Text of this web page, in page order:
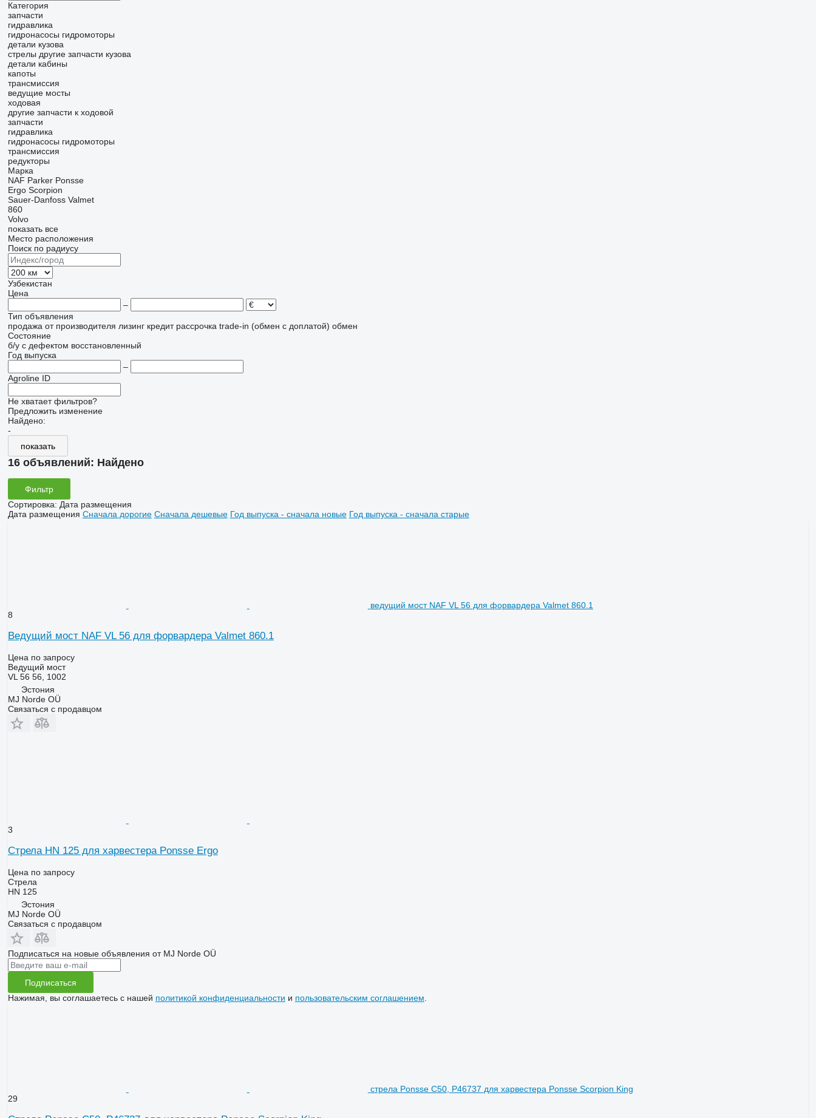
Категория
запчасти
гидравлика
гидронасосы гидромоторы
детали кузова
стрелы другие запчасти кузова
детали кабины
капоты
трансмиссия
ведущие мосты
ходовая
другие запчасти к ходовой
запчасти
гидравлика
гидронасосы гидромоторы
трансмиссия
редукторы
Марка
NAF Parker Ponsse
Ergo Scorpion
Sauer-Danfoss Valmet
860
Volvo
показать все
Место расположения
Поиск по радиусу
Узбекистан
Цена
–
Тип объявления
продажа от производителя лизинг кредит рассрочка trade-in (обмен с доплатой) обмен
Состояние
б/у с дефектом восстановленный
Год выпуска
–
Agroline ID
Не хватает фильтров?
Предложить изменение
Найдено:
-
показать
16 объявлений: Найдено
Фильтр
Сортировка: Дата размещения
Дата размещения Сначала дорогие Сначала дешевые Год выпуска - сначала новые Год выпуска - сначала старые
ведущий мост NAF VL 56 для форвардера Valmet 860.1
8
Ведущий мост NAF VL 56 для форвардера Valmet 860.1
Цена по запросу
Ведущий мост
VL 56 56, 1002
Эстония
MJ Norde OÜ
Связаться с продавцом
3
Стрела HN 125 для харвестера Ponsse Ergo
Цена по запросу
Стрела
HN 125
Эстония
MJ Norde OÜ
Связаться с продавцом
Подписаться на новые объявления от MJ Norde OÜ
Подписаться
Нажимая, вы соглашаетесь с нашей политикой конфиденциальности и пользовательским соглашением
стрела Ponsse C50, P46737 для харвестера Ponsse Scorpion King
29